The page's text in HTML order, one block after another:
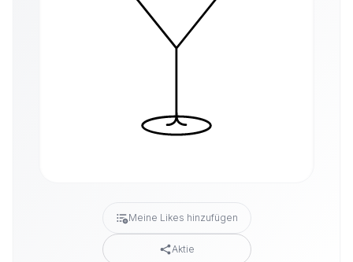
Meine Likes hinzufügen
Aktie